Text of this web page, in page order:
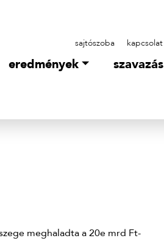
sajtószoba kapcsolat
eredmények szavazás
meghaladta a 20e mrd Ft-